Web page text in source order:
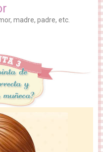
madre, padre, etc.